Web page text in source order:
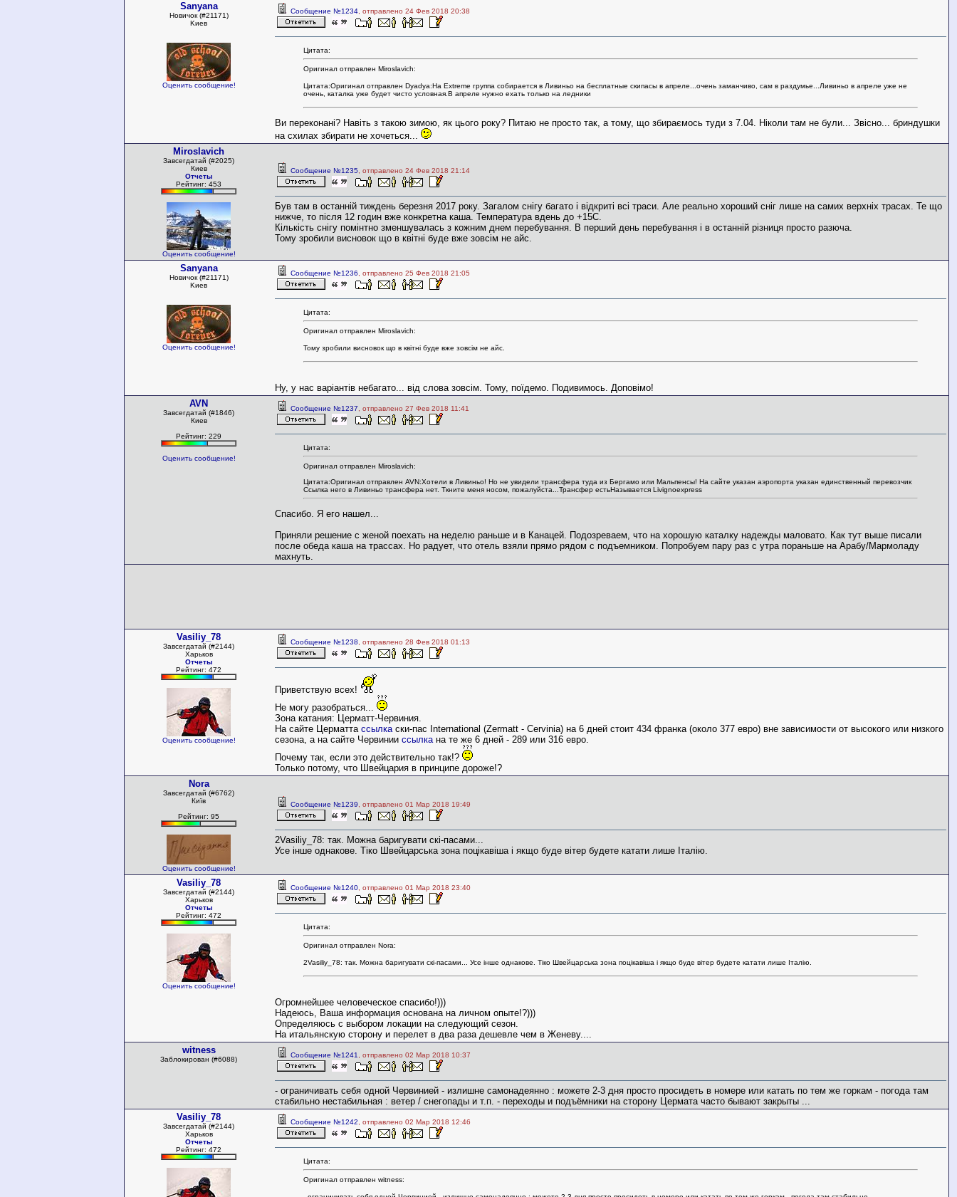
Sanyana
Новичок (#21171)
Kиев
Оценить сообщение!
Сообщение №1234 , отправлено 24 Фев 2018 20:38
Цитата:
Оригинал отправлен Miroslavich:
Цитата:Оригинал отправлен Dyadya:На Extreme группа собирается в Ливиньо на бесплатные скипасы в апреле...очень заманчиво, сам в раздумье...Ливиньо в апреле уже не
очень, каталка уже будет чисто условная.В апреле нужно ехать только на ледники
Ви переконані? Навіть з такою зимою, як цього року? Питаю не просто так, а тому, що збираємось туди з 7.04. Ніколи там не були... Звісно... бриндушки
на схилах збирати не хочеться...
Miroslavich
Завсегдатай (#2025)
Киев
Отчеты
Рейтинг: 453
Оценить сообщение!
Сообщение №1235 , отправлено 24 Фев 2018 21:14
Був там в останній тиждень березня 2017 року. Загалом снігу багато і відкриті всі траси. Але реально хороший сніг лише на самих верхніх трасах. Те що
нижче, то після 12 годин вже конкретна каша. Температура вдень до +15С.
Кількість снігу помінтно зменшувалась з кожним днем перебування. В перший день перебування і в останній різниця просто разюча.
Тому зробили висновок що в квітні буде вже зовсім не айс.
Sanyana
Новичок (#21171)
Kиев
Оценить сообщение!
Сообщение №1236 , отправлено 25 Фев 2018 21:05
Цитата:
Оригинал отправлен Miroslavich:
Тому зробили висновок що в квітні буде вже зовсім не айс.
Ну, у нас варіантів небагато... від слова зовсім. Тому, поїдемо. Подивимось. Доповімо!
AVN
Завсегдатай (#1846)
Киев
Рейтинг: 229
Оценить сообщение!
Сообщение №1237 , отправлено 27 Фев 2018 11:41
Цитата:
Оригинал отправлен Miroslavich:
Цитата:Оригинал отправлен AVN:Хотели в Ливиньо! Но не увидели трансфера туда из Бергамо или Мальпенсы! На сайте указан аэропорта указан единственный перевозчик
Ссылка него в Ливиньо трансфера нет. Ткните меня носом, пожалуйста...Трансфер естьНазывается Livignoexpress
Спасибо. Я его нашел...
Приняли решение с женой поехать на неделю раньше и в Канацей. Подозреваем, что на хорошую каталку надежды маловато. Как тут выше писали
после обеда каша на трассах. Но радует, что отель взяли прямо рядом с подъемником. Попробуем пару раз с утра пораньше на Арабу/Мармоладу
махнуть.
Vasiliy_78
Завсегдатай (#2144)
Харьков
Отчеты
Рейтинг: 472
Оценить сообщение!
Сообщение №1238 , отправлено 28 Фев 2018 01:13
Приветствую всех!
Не могу разобраться...
Зона катания: Церматт-Червиния.
На сайте Церматта ссылкаски-пас International (Zermatt - Cervinia) на 6 дней стоит 434 франка (около 377 евро) вне зависимости от высокого или низкого
сезона, а на сайте Червинии ссылкана те же 6 дней - 289 или 316 евро.
Почему так, если это действительно так!?
Только потому, что Швейцария в принципе дороже!?
Nora
Завсегдатай (#6762)
Київ
Рейтинг: 95
Оценить сообщение!
Сообщение №1239 , отправлено 01 Мар 2018 19:49
2Vasiliy_78: так. Можна баригувати скі-пасами...
Усе інше однакове. Тіко Швейцарська зона поцікавіша і якщо буде вітер будете катати лише Італію.
Vasiliy_78
Завсегдатай (#2144)
Харьков
Отчеты
Рейтинг: 472
Оценить сообщение!
Сообщение №1240 , отправлено 01 Мар 2018 23:40
Цитата:
Оригинал отправлен Nora:
2Vasiliy_78: так. Можна баригувати скі-пасами... Усе інше однакове. Тіко Швейцарська зона поцікавіша і якщо буде вітер будете катати лише Італію.
Огромнейшее человеческое спасибо!)))
Надеюсь, Ваша информация основана на личном опыте!?)))
Определяюсь с выбором локации на следующий сезон.
На итальянскую сторону и перелет в два раза дешевле чем в Женеву....
witness
Заблокирован (#6088)
Сообщение №1241 , отправлено 02 Мар 2018 10:37
- ограничивать себя одной Червинией - излишне самонадеянно : можете 2-3 дня просто просидеть в номере или катать по тем же горкам - погода там
стабильно нестабильная : ветер / снегопады и т.п. - переходы и подъёмники на сторону Цермата часто бывают закрыты ...
Vasiliy_78
Завсегдатай (#2144)
Харьков
Отчеты
Рейтинг: 472
Сообщение №1242 , отправлено 02 Мар 2018 12:46
Цитата:
Оригинал отправлен witness: